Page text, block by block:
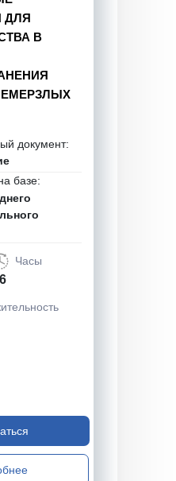
ДЛЯ
В
документ:
базе:
Часы